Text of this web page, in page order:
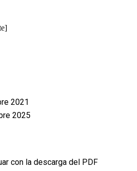
2021
2025
con la descarga del PDF